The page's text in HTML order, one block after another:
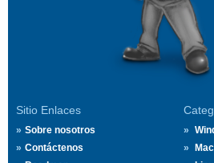
Sitio Enlaces
Sobre nosotros
Contáctenos
Mac